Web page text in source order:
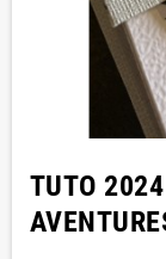
TUTO